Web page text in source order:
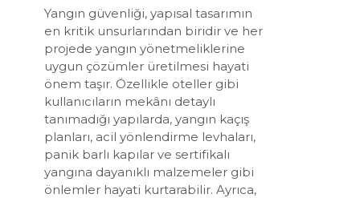
Yangın güvenliği, yapısal tasarımın
en kritik unsurlarından biridir ve her
projede yangın yönetmeliklerine
uygun çözümler üretilmesi hayati
önem taşır. Özellikle oteller gibi
kullanıcıların mekânı detaylı
tanımadığı yapılarda, yangın kaçış
planları, acil yönlendirme levhaları,
panik barlı kapılar ve sertifikalı
yangına dayanıklı malzemeler gibi
önlemler hayati kurtarabilir. Ayrıca,